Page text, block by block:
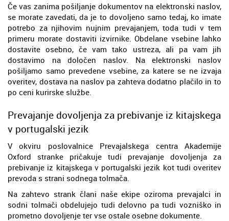
Če vas zanima pošiljanje dokumentov na elektronski naslov,
se morate zavedati, da je to dovoljeno samo tedaj, ko imate
potrebo za njihovim nujnim prevajanjem, toda tudi v tem
primeru morate dostaviti izvirnike. Obdelane vsebine lahko
dostavite osebno, če vam tako ustreza, ali pa vam jih
dostavimo na določen naslov. Na elektronski naslov
pošiljamo samo prevedene vsebine, za katere se ne izvaja
overitev, dostava na naslov pa zahteva dodatno plačilo in to
po ceni kurirske službe.
Prevajanje dovoljenja za prebivanje iz kitajskega
v portugalski jezik
V okviru poslovalnice Prevajalskega centra Akademije
Oxford stranke pričakuje tudi prevajanje dovoljenja za
prebivanje iz kitajskega v portugalski jezik kot tudi overitev
prevoda s strani sodnega tolmača.
Na zahtevo strank člani naše ekipe oziroma prevajalci in
sodni tolmači obdelujejo tudi delovno pa tudi vozniško in
prometno dovoljenje ter vse ostale osebne dokumente.